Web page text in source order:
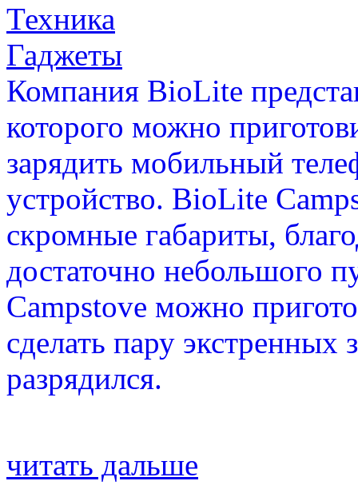
Техника
Гаджеты
Компания BioLite
которого можно
зарядить мобильный
устройство. BioLite
скромные габариты,
достаточно небольшого
Campstove можно
сделать пару
разрядился.
читать дальше